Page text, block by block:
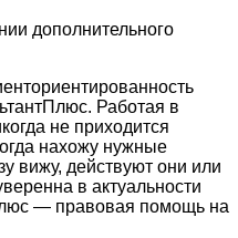
дополнительного
Работая в
не приходится
нахожу нужные
вижу, действуют они или
в актуальности
— правовая помощь на